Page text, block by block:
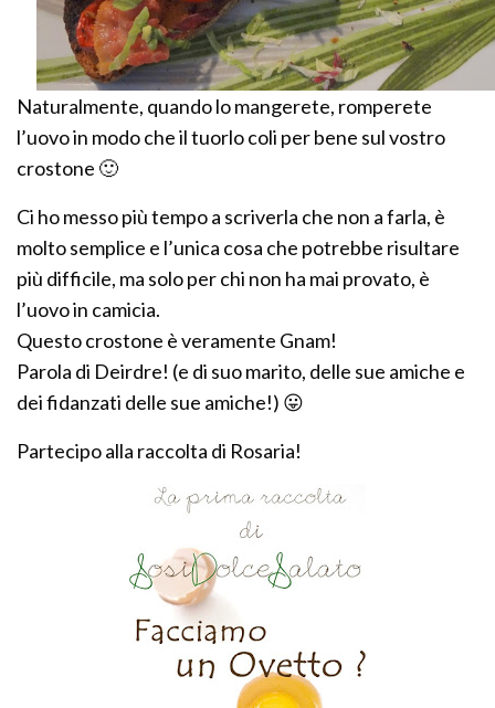
Naturalmente, quando lo mangerete, romperete
l’uovo in modo che il tuorlo coli per bene sul vostro
crostone 🙂
Ci ho messo più tempo a scriverla che non a farla, è
molto semplice e l’unica cosa che potrebbe risultare
più difficile, ma solo per chi non ha mai provato, è
l’uovo in camicia.
Questo crostone è veramente Gnam!
Parola di Deirdre! (e di suo marito, delle sue amiche e
dei fidanzati delle sue amiche!) 😛
Partecipo alla raccolta di Rosaria!